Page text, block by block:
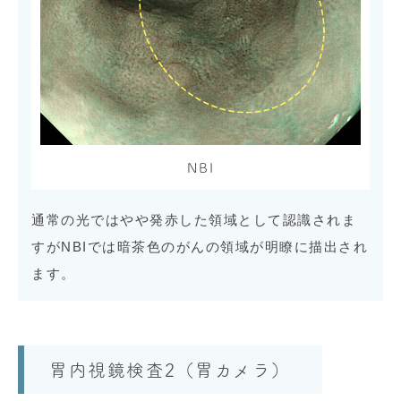
NBI
通常の光ではやや発赤した領域として認識されま
すがNBIでは暗茶色のがんの領域が明瞭に描出され
ます。
胃内視鏡検査2（胃カメラ）